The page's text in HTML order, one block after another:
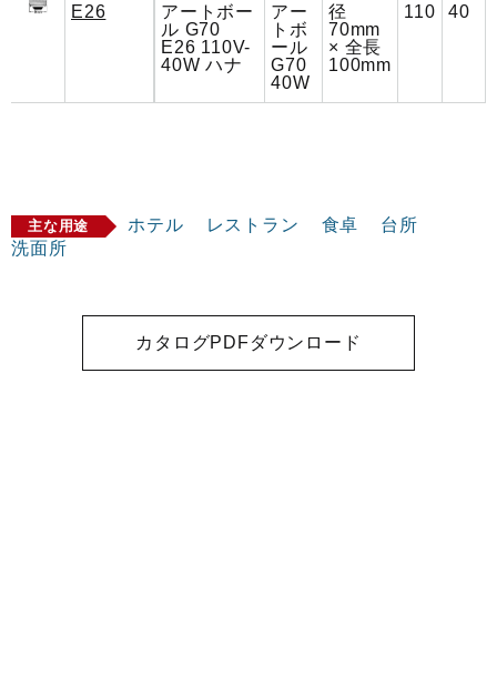
E26
アートボー
ル G70
E26 110V-
40W ハナ
アー
トボ
ール
G70
40W
径
70mm
× 全長
100mm
110 40
主な用途 ホテル レストラン 食卓
台所
洗面所
カタログPDFダウンロード